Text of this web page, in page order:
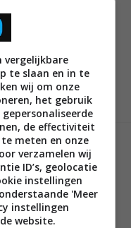
dan de deals op
smartphones en
vergelijkbare
te slaan en in te
wij om onze
het gebruik
de effectiviteit
meten en onze
verzamelen wij
ID’s, geolocatie
instellingen
'Meer
instellingen
website.